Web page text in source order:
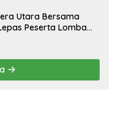
Utara Bersama
Peserta Lomba